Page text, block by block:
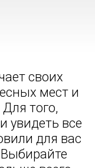
своих
мест и
того,
увидеть все
для вас